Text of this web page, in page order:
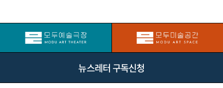
뉴스레터 구독신청